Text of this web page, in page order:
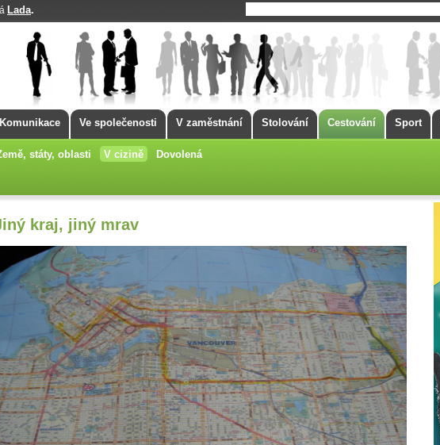
Lada.
Komunikace Ve společenosti V zaměstnání Stolování Cestování Sport
státy, oblasti V cizině Dovolená
kraj, jiný mrav